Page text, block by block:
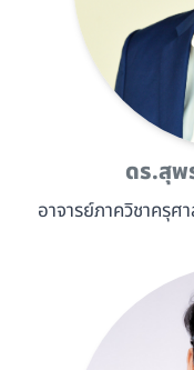
ดร.สุพ
อาจารย์ภาควิชาครุ